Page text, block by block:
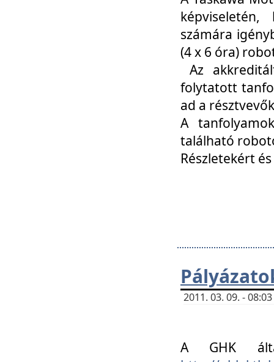
számára
(4 x 6 óra)
Az
folytatott
ad a
A
található
Részletekért
2011. 03. 09. -
A GHK